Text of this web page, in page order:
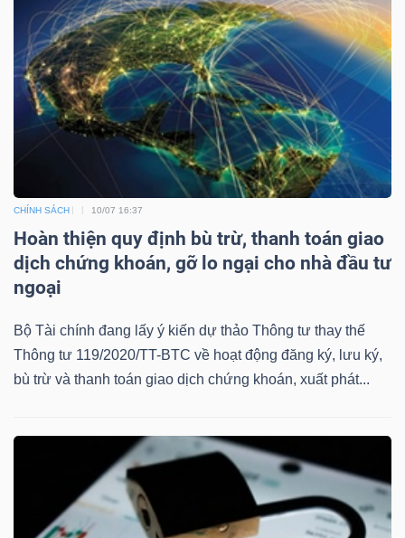
CHÍNH SÁCH 10/07 16:37
Hoàn thiện quy định bù trừ, thanh toán giao
dịch chứng khoán, gỡ lo ngại cho nhà đầu tư
ngoại
Bộ Tài chính đang lấy ý kiến dự thảo Thông tư thay thế
Thông tư 119/2020/TT-BTC về hoạt động đăng ký, lưu ký,
bù trừ và thanh toán giao dịch chứng khoán, xuất phát...